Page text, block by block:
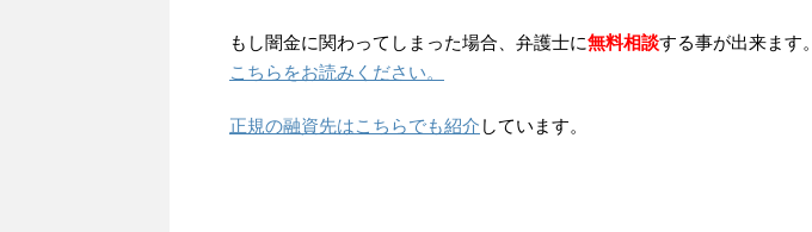
もし闇金に関わってしまった場合、弁護士に無料相談する事が出来ます。
こちらをお読みください。
正規の融資先はこちらでも紹介 しています。